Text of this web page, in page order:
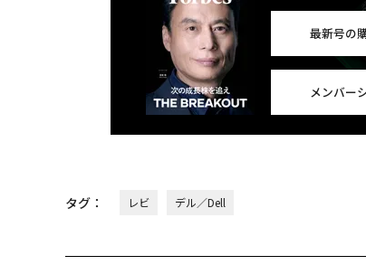
最新号の
メンバー
タグ： レビ デル／Dell